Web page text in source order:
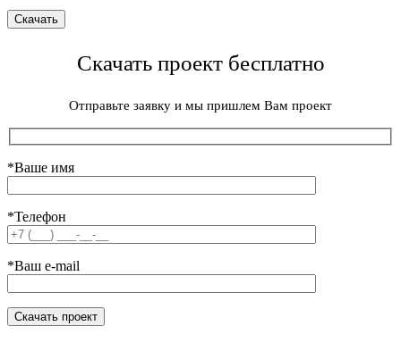
Скачать проект бесплатно
Отправьте заявку и мы пришлем Вам проект
*Ваше имя
*Телефон
*Ваш e-mail